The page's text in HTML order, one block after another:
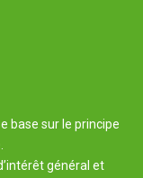
base sur le principe
général et